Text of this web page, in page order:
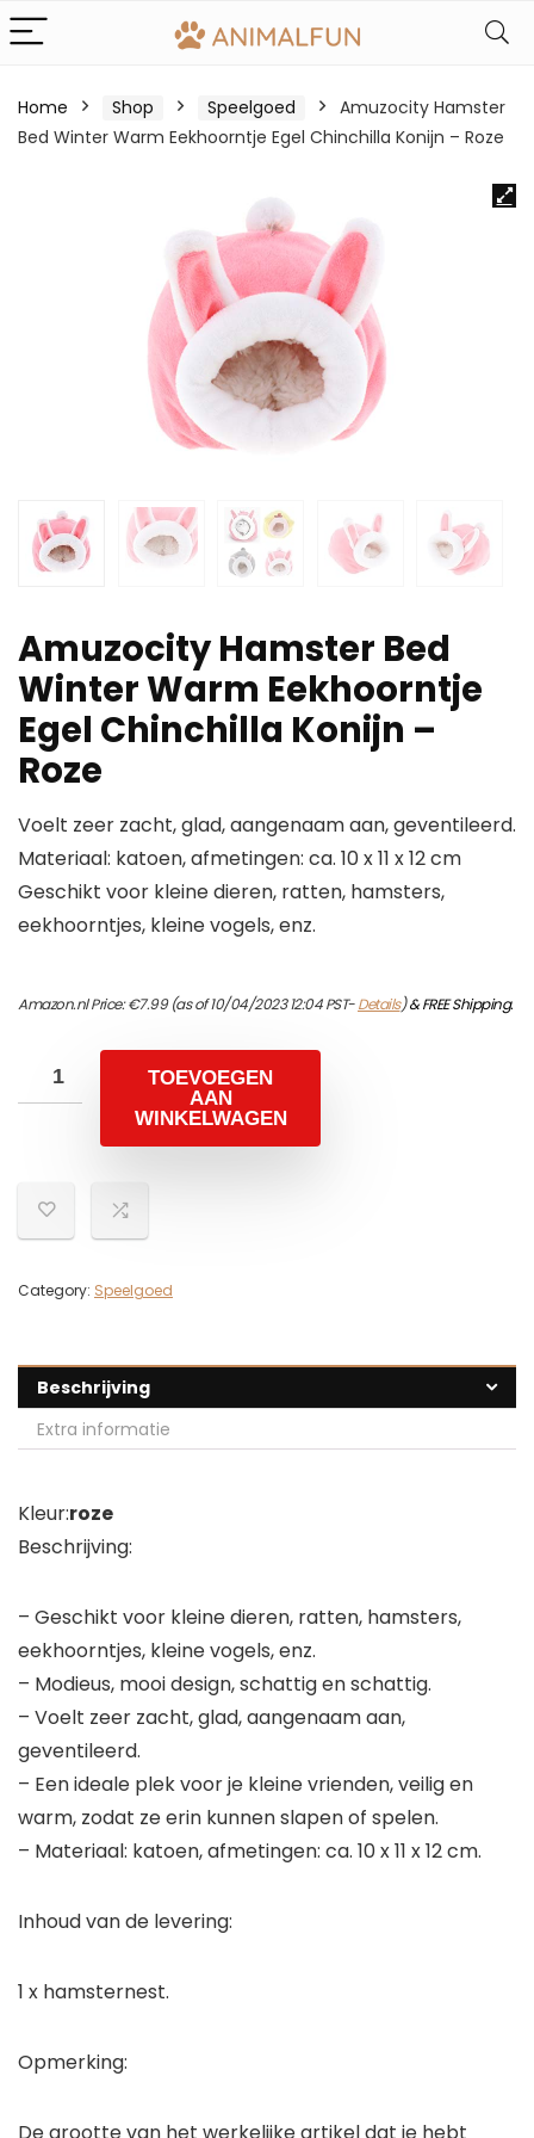
Home Shop Speelgoed
Amuzocity Hamster
Bed Winter Warm Eekhoorntje Egel Chinchilla Konijn – Roze
Amuzocity Hamster Bed
Winter Warm Eekhoorntje
Egel Chinchilla Konijn –
Roze
Voelt zeer zacht, glad, aangenaam aan, geventileerd.
Materiaal: katoen, afmetingen: ca. 10 x 11 x 12 cm
Geschikt voor kleine dieren, ratten, hamsters,
eekhoorntjes, kleine vogels, enz.
Amazon.nl Price:€7.99(as of 10/04/2023 12:04 PST-Details)&FREE Shipping.
TOEVOEGEN
AAN
WINKELWAGEN
Category: Speelgoed
Beschrijving
Extra informatie
Kleur:roze
Beschrijving:
– Geschikt voor kleine dieren, ratten, hamsters,
eekhoorntjes, kleine vogels, enz.
– Modieus, mooi design, schattig en schattig.
– Voelt zeer zacht, glad, aangenaam aan,
geventileerd.
– Een ideale plek voor je kleine vrienden, veilig en
warm, zodat ze erin kunnen slapen of spelen.
– Materiaal: katoen, afmetingen: ca. 10 x 11 x 12 cm.
Inhoud van de levering:
1 x hamsternest.
Opmerking: